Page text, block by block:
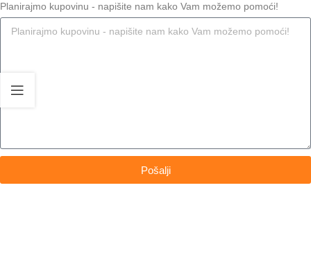
Planirajmo kupovinu - napišite nam kako Vam možemo pomoći!
Pošalji